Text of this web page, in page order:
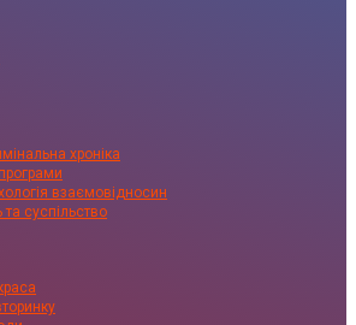
хроніка
взаємовідносин
суспільство